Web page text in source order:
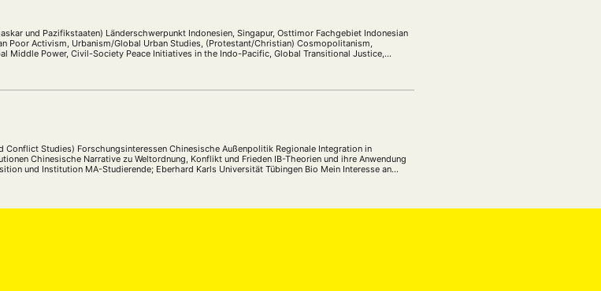
EXPERTISE
ANGEBOTE
ANTRAG AUF EINEN SMALL GRANT DER DGA
und Pazifikstaaten) Länderschwerpunkt Indonesien, Singapur, Osttimor Fachgebiet Indonesian
Poor Activism, Urbanism/Global Urban Studies, (Protestant/Christian) Cosmopolitanism,
Middle Power, Civil-Society Peace Initiatives in the Indo-Pacific, Global Transitional Justice,
Studies) Forschungsinteressen Chinesische Außenpolitik Regionale Integration in
Chinesische Narrative zu Weltordnung, Konflikt und Frieden IB-Theorien und ihre Anwendung
und Institution MA-Studierende; Eberhard Karls Universität Tübingen Bio Mein Interesse an